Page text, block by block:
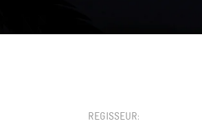
REGISSEUR